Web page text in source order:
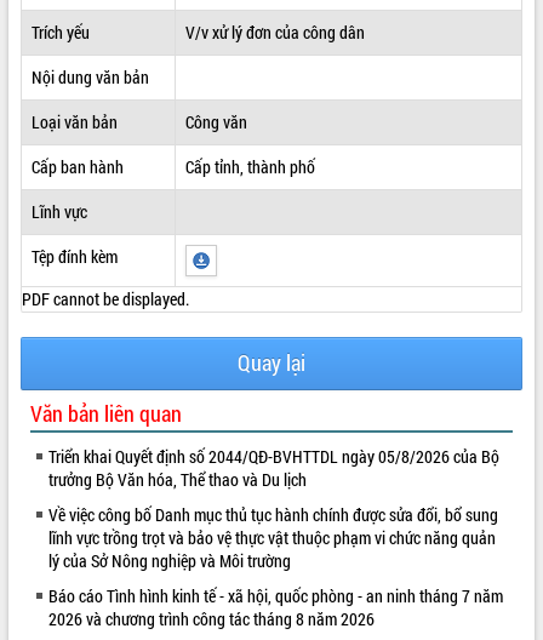
VĂN BẢN HĐND TỈNH
ĐIỂM TIN VĂN BẢN
QUY HOẠCH - KẾ HOẠCH
VIDEO
Trích yếu
V/v xử lý đơn của công dân
Nội dung văn bản
Loại văn bản
Công văn
Cấp ban hành
Cấp tỉnh, thành phố
Lĩnh vực
Tệp đính kèm
PDF cannot be displayed.
Quay lại
Văn bản liên quan
Triển khai Quyết định số 2044/QĐ-BVHTTDL ngày 05/8/2026 của Bộ
trưởng Bộ Văn hóa, Thể thao và Du lịch
Về việc công bố Danh mục thủ tục hành chính được sửa đổi, bổ sung
lĩnh vực trồng trọt và bảo vệ thực vật thuộc phạm vi chức năng quản
lý của Sở Nông nghiệp và Môi trường
Báo cáo Tình hình kinh tế - xã hội, quốc phòng - an ninh tháng 7 năm
2026 và chương trình công tác tháng 8 năm 2026